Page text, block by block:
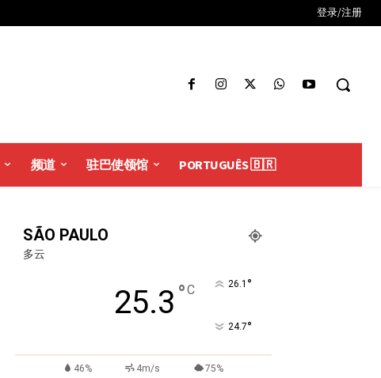
登录/注册
频道 驻巴使领馆 PORTUGUÊS 🇧🇷
SÃO PAULO
多云
25.3 °C 26.1 °
24.7°
46% 4m/s 75%